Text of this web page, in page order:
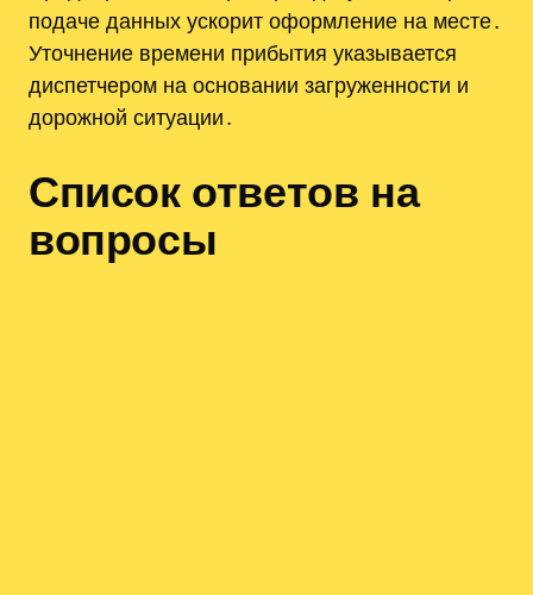
подаче данных ускорит оформление на месте․
Уточнение времени прибытия указывается
диспетчером на основании загруженности и
дорожной ситуации․
Список ответов на
вопросы